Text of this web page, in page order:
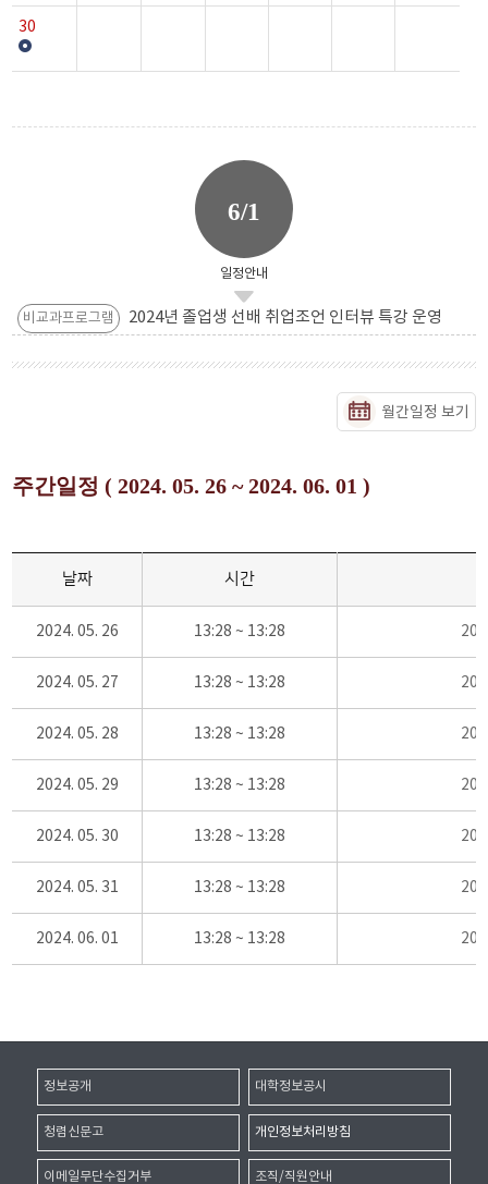
30
6/1
일정안내
비교과프로그램 2024년 졸업생 선배 취업조언 인터뷰 특강 운영
월간일정 보기
주간일정 ( 2024. 05. 26 ~ 2024. 06. 01 )
날짜 시간
2024. 05. 26 13:28 ~ 13:28
2024. 05. 27 13:28 ~ 13:28
2024. 05. 28 13:28 ~ 13:28
2024. 05. 29 13:28 ~ 13:28
2024. 05. 30 13:28 ~ 13:28
2024. 05. 31 13:28 ~ 13:28
2024. 06. 01 13:28 ~ 13:28
정보공개 대학정보공시
청렴신문고 개인정보처리방침
이메일무단수집거부 조직/직원안내